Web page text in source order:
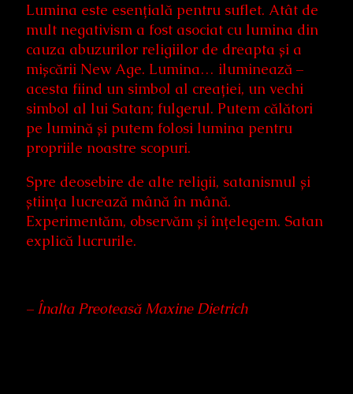
Lumina este esențială pentru suflet. Atât de
mult negativism a fost asociat cu lumina din
cauza abuzurilor religiilor de dreapta și a
mișcării New Age. Lumina… iluminează –
acesta fiind un simbol al creației, un vechi
simbol al lui Satan; fulgerul. Putem călători
pe lumină și putem folosi lumina pentru
propriile noastre scopuri.
Spre deosebire de alte religii, satanismul și
știința lucrează mână în mână.
Experimentăm, observăm și înțelegem. Satan
explică lucrurile.
– Înalta Preoteasă Maxine Dietrich